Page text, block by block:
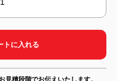
積段階でお伝えいたします。